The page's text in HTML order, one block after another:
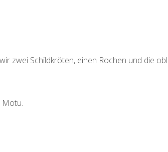
zwei Schildkröten, einen Rochen und die
Motu.